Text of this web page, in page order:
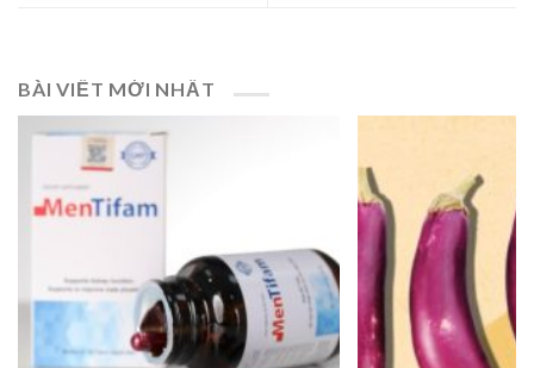
BÀI VIẾT MỚI NHẤT